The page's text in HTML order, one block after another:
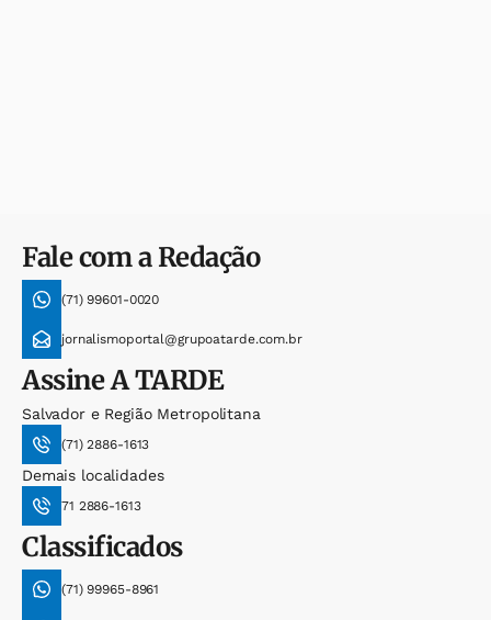
Fale com a Redação
(71) 99601-0020
jornalismoportal@grupoatarde.com.br
AssineA TARDE
Salvador e Região Metropolitana
(71) 2886-1613
Demais localidades
71 2886-1613
Classificados
(71) 99965-8961